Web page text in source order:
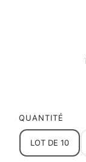
QUANTITÉ
LOT DE 10